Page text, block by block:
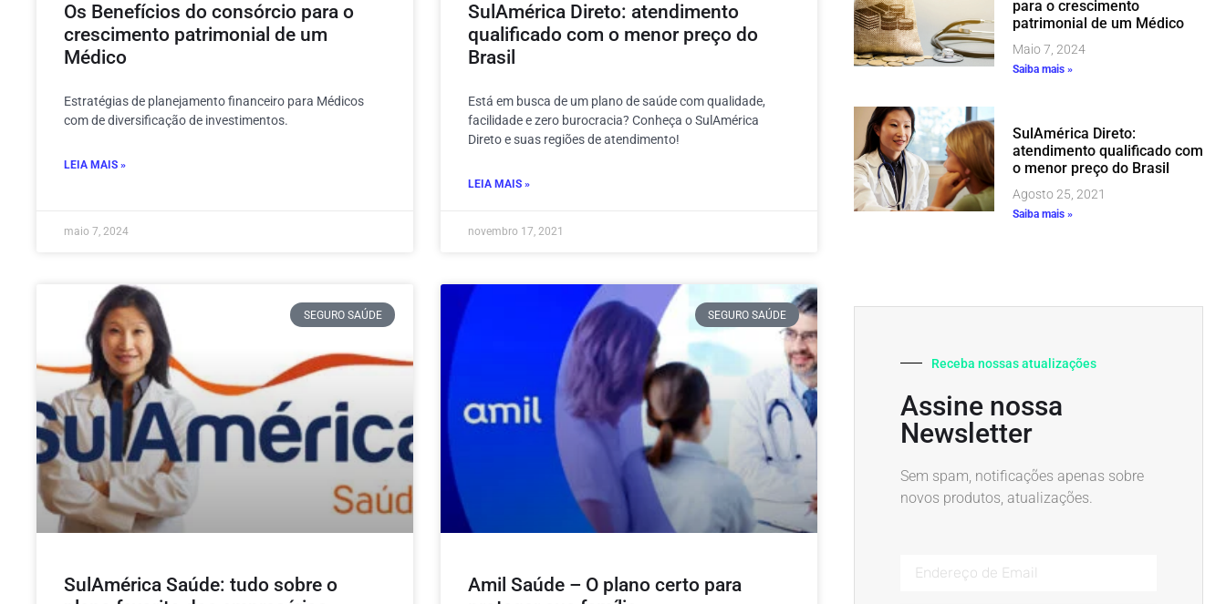
Os Benefícios do consórcio para o
crescimento patrimonial de um
Médico
Estratégias de planejamento financeiro para Médicos
com de diversificação de investimentos.
LEIA MAIS »
maio 7, 2024
SulAmérica Direto: atendimento
qualificado com o menor preço do
Brasil
Está em busca de um plano de saúde com qualidade,
facilidade e zero burocracia? Conheça o SulAmérica
Direto e suas regiões de atendimento!
LEIA MAIS »
novembro 17, 2021
SEGURO SAÚDE
SulAmérica Saúde: tudo sobre o
SEGURO SAÚDE
Amil Saúde – O plano certo para
para o crescimento
patrimonial de um Médico
Maio 7, 2024
Saiba mais »
SulAmérica Direto:
atendimento qualificado com
o menor preço do Brasil
Agosto 25, 2021
Saiba mais »
Receba nossas atualizações
Assine nossa
Newsletter
Sem spam, notificações apenas sobre
novos produtos, atualizações.